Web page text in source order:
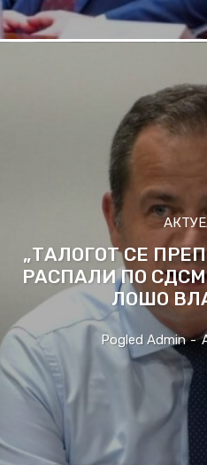
„ТАЛОГОТ СЕ
РАСПАЛИ ПО
ЛОШО
Pogled Admin -